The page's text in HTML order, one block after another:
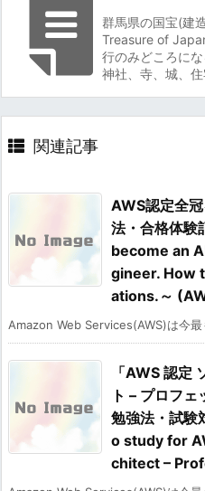
群馬県の国宝(建
Treasure of
行のみどころに
神社、寺、城、
関連記事
AWS認定全
法・合格体験
become an
gineer. How
ations.～
Amazon Web Services(AWS)は今
「AWS 認定
ト – プロフ
勉強法・試験
o study for
chitect –